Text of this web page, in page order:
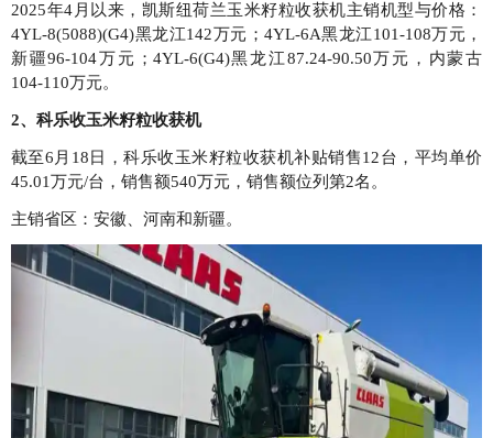
2025年4月以来，凯斯纽荷兰玉米籽粒收获机主销机型与价格：
4YL-8(5088)(G4)黑龙江142万元；4YL-6A黑龙江101-108万元，
新疆96-104万元；4YL-6(G4)黑龙江87.24-90.50万元，内蒙古
104-110万元。
2、科乐收玉米籽粒收获机
截至6月18日，科乐收玉米籽粒收获机补贴销售12台，平均单价
45.01万元/台，销售额540万元，销售额位列第2名。
主销省区：安徽、河南和新疆。